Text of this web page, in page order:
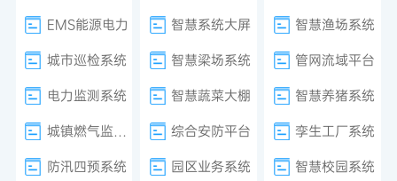
EMS能源电力
智慧系统大屏
智慧渔场系统
城市巡检系统
智慧梁场系统
管网流域平台
电力监测系统
智慧蔬菜大棚
智慧养猪系统
城镇燃气监测系统
综合安防平台
孪生工厂系统
防汛四预系统
园区业务系统
智慧校园系统